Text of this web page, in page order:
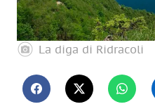
La diga di Ridracoli